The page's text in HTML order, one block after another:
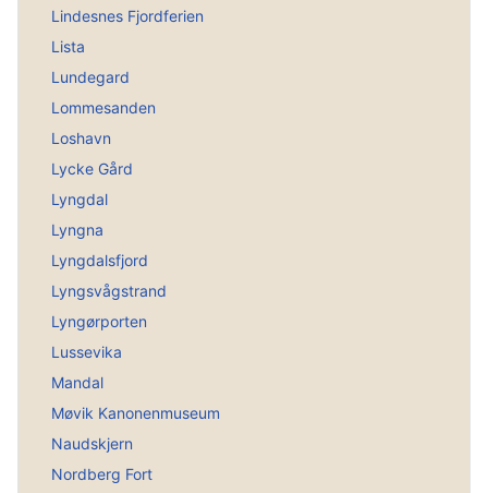
Lindesnes Fjordferien
Lista
Lundegard
Lommesanden
Loshavn
Lycke Gård
Lyngdal
Lyngna
Lyngdalsfjord
Lyngsvågstrand
Lyngørporten
Lussevika
Mandal
Møvik Kanonenmuseum
Naudskjern
Nordberg Fort